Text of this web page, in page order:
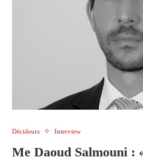
Décideurs Interview
Me Daoud Salmouni :